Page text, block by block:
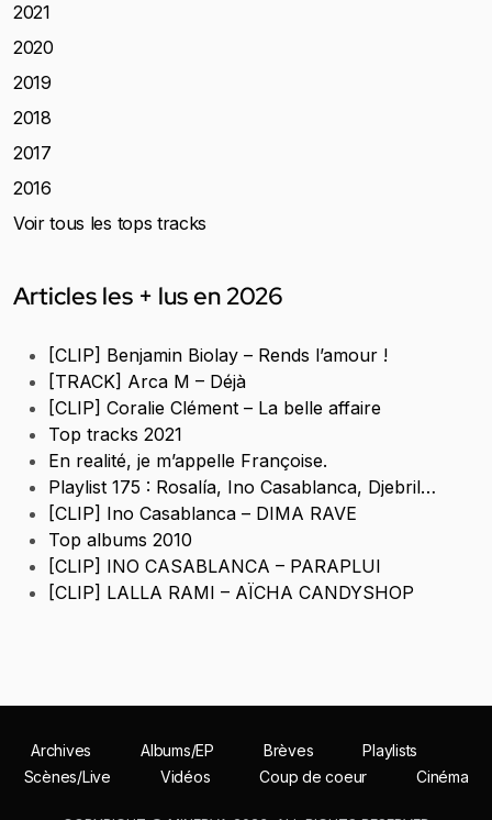
2021
2020
2019
2018
2017
2016
Voir tous les tops tracks
Articles les + lus en 2026
[CLIP] Benjamin Biolay – Rends l’amour !
[TRACK] Arca M – Déjà
[CLIP] Coralie Clément – La belle affaire
Top tracks 2021
En realité, je m’appelle Françoise.
Playlist 175 : Rosalía, Ino Casablanca, Djebril…
[CLIP] Ino Casablanca – DIMA RAVE
Top albums 2010
[CLIP] INO CASABLANCA – PARAPLUI
[CLIP] LALLA RAMI – AÏCHA CANDYSHOP
Archives Albums/EP Brèves
Playlists
Scènes/Live
Vidéos Coup de coeur Cinéma